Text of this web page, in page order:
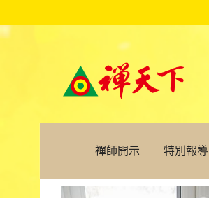
禪師開示 特別報導